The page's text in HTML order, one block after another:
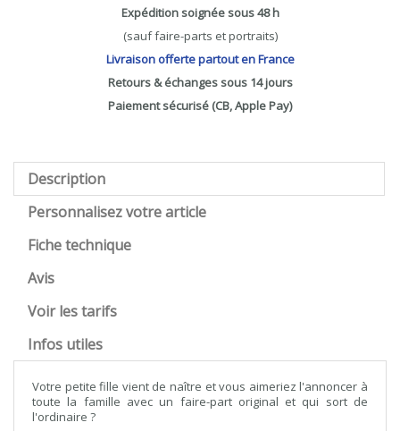
Expédition soignée sous 48 h
(sauf faire-parts et portraits)
Livraison offerte partout en France
Retours & échanges sous 14 jours
Paiement sécurisé (CB, Apple Pay)
Description
Personnalisez votre article
Fiche technique
Avis
Voir les tarifs
Infos utiles
Votre petite fille vient de naître et vous aimeriez l'annoncer à
toute la famille avec un faire-part original et qui sort de
l'ordinaire ?